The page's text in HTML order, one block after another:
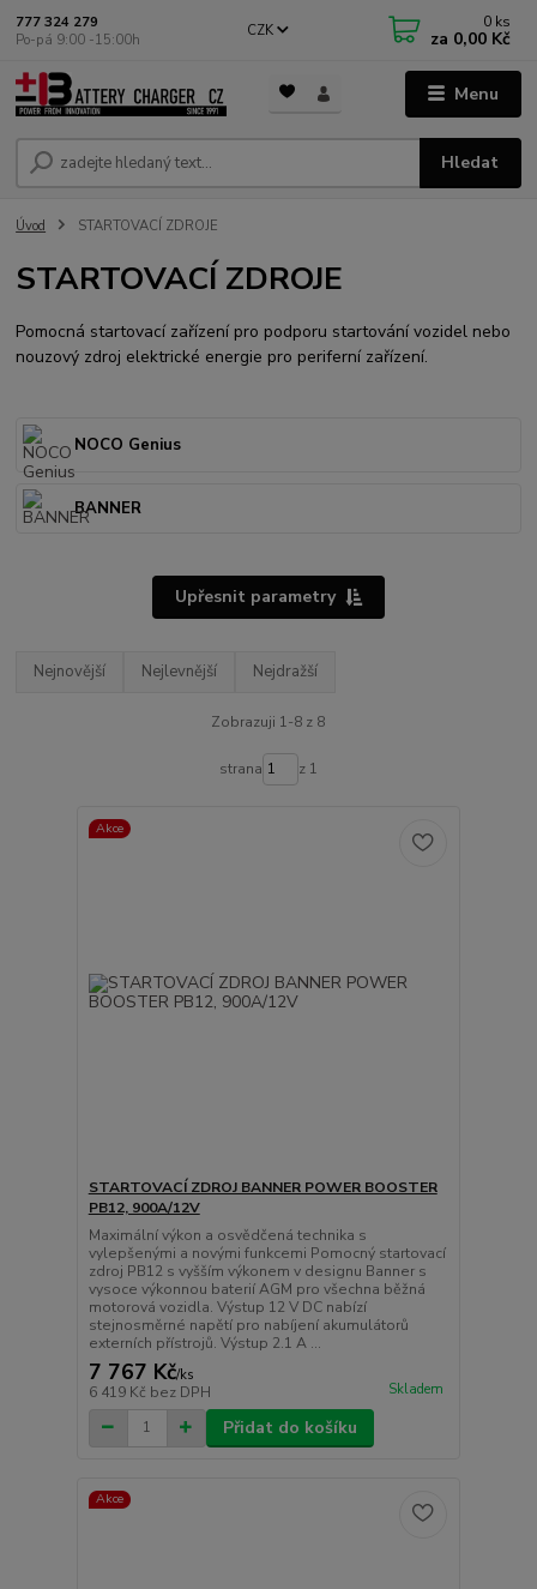
Menu
CZK
Hledat
777 324 279
Po-pá 9:00 -15:00h
0 ks
za 0,00 Kč
Úvod STARTOVACÍ ZDROJE
STARTOVACÍ ZDROJE
Pomocná startovací zařízení pro podporu startování vozidel nebo
nouzový zdroj elektrické energie pro periferní zařízení.
NOCO Genius
BANNER
Upřesnit parametry
Nejnovější Nejlevnější Nejdražší
Zobrazuji 1-8 z 8
strana z 1
Akce
STARTOVACÍ ZDROJ BANNER POWER BOOSTER
PB12, 900A/12V
Maximální výkon a osvědčená technika s
vylepšenými a novými funkcemi Pomocný startovací
zdroj PB12 s vyšším výkonem v designu Banner s
vysoce výkonnou baterií AGM pro všechna běžná
motorová vozidla. Výstup 12 V DC nabízí
stejnosměrné napětí pro nabíjení akumulátorů
externích přístrojů. Výstup 2.1 A ...
7 767 Kč/ks
6 419 Kč bez DPH Skladem
Přidat do košíku
Akce